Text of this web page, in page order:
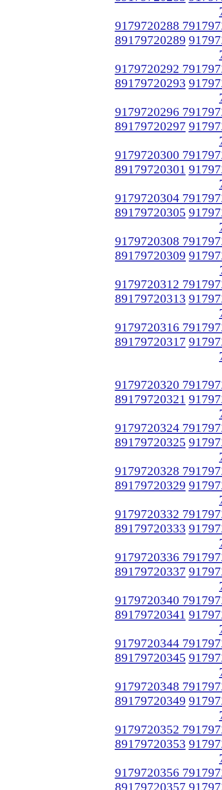
9179720288
89179720289
9179720292
89179720293
9179720296
89179720297
9179720300
89179720301
9179720304
89179720305
9179720308
89179720309
9179720312
89179720313
9179720316
89179720317
9179720320
89179720321
9179720324
89179720325
9179720328
89179720329
9179720332
89179720333
9179720336
89179720337
9179720340
89179720341
9179720344
89179720345
9179720348
89179720349
9179720352
89179720353
9179720356
89179720357